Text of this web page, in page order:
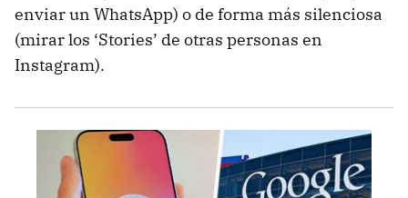
enviar un WhatsApp) o de forma más silenciosa
(mirar los ‘Stories’ de otras personas en
Instagram).